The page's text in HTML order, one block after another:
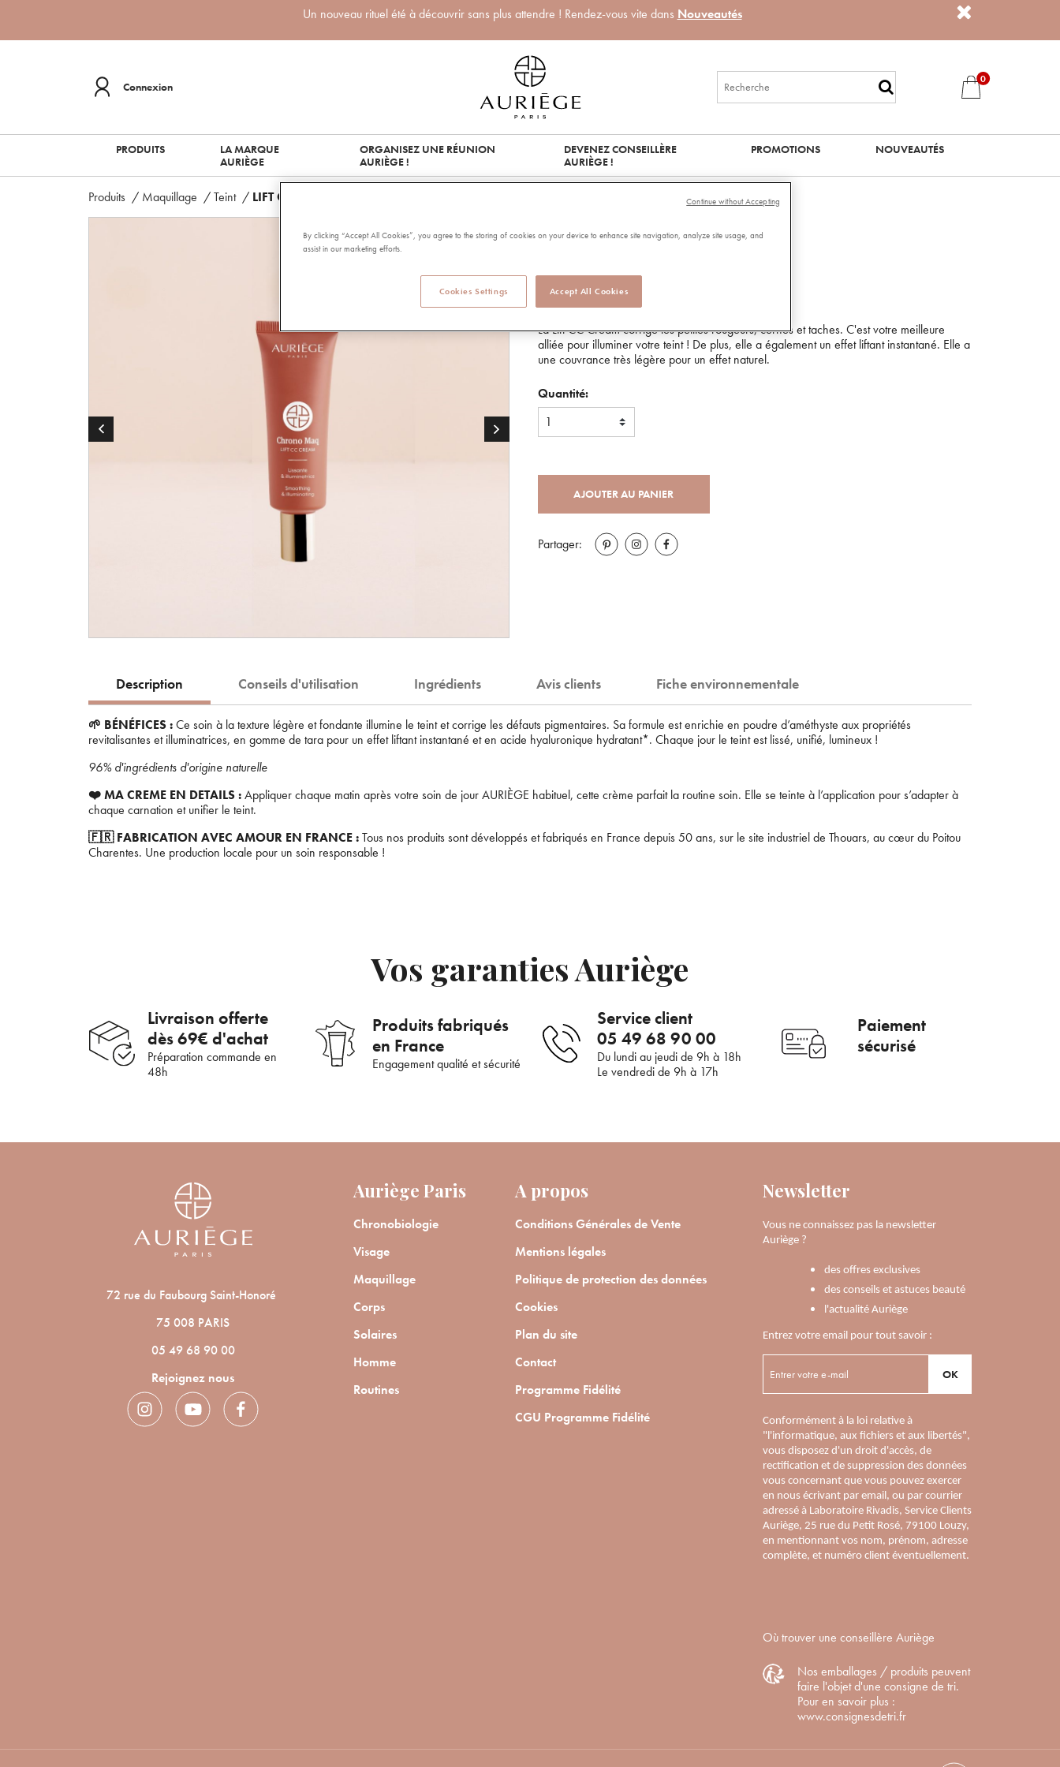
Un nouveau rituel été à découvrir sans plus attendre ! Rendez-vous vite dans Nouveautés
Connexion
0
PRODUITS
LA MARQUE
AURIÈGE
ORGANISEZ UNE RÉUNION
AURIÈGE !
DEVENEZ CONSEILLÈRE
AURIÈGE !
PROMOTIONS NOUVEAUTÉS
Supprimer le produit ? ×
Produits / Maquillage /Teint / LIFT CC CREAM
LIFT CC CREAM
4.55 out of 5 Customer Rating
4.55/5.00
49,00 € Capacité:
La Lift CC Cream corrige les petites rougeurs, cernes et taches. C'est votre meilleure
alliée pour illuminer votre teint ! De plus, elle a également un effet liftant instantané. Elle a
une couvrance très légère pour un effet naturel.
Quantité:
1
AJOUTER AU PANIER
Partager:
Description Conseils d'utilisation Ingrédients Avis clients Fiche environnementale
🌱 BÉNÉFICES :Ce soin à la texture légère et fondante illumine le teint et corrige les défauts pigmentaires. Sa formule est enrichie en poudre d’améthyste aux propriétés
revitalisantes et illuminatrices, en gomme de tara pour un effet liftant instantané et en acide hyaluronique hydratant*. Chaque jour le teint est lissé, unifié, lumineux !
96% d'ingrédients d'origine naturelle
❤️ MA CREME EN DETAILS :Appliquer chaque matin après votre soin de jour AURIÈGE habituel, cette crème parfait la routine soin. Elle se teinte à l’application pour s’adapter à
chaque carnation et unifier le teint.
🇫🇷 FABRICATION AVEC AMOUR EN FRANCE :Tous nos produits sont développés et fabriqués en France depuis 50 ans, sur le site industriel de Thouars, au cœur du Poitou
Charentes. Une production locale pour un soin responsable !
Vos garanties Auriège
Livraison offerte
dès 69€ d'achat
Préparation commande en
48h
Produits fabriqués
en France
Engagement qualité et sécurité
Service client
05 49 68 90 00
Du lundi au jeudi de 9h à 18h
Le vendredi de 9h à 17h
Paiement
sécurisé
72 rue du Faubourg Saint-Honoré
75 008 PARIS
05 49 68 90 00
Rejoignez nous
Auriège Paris
Chronobiologie
Visage
Maquillage
Corps
Solaires
Homme
Routines
A propos
Conditions Générales de Vente
Mentions légales
Politique de protection des données
Cookies
Plan du site
Contact
Programme Fidélité
CGU Programme Fidélité
Newsletter
Vous ne connaissez pas la newsletter
Auriège ?
des offres exclusives
des conseils et astuces beauté
l'actualité Auriège
Entrez votre email pour tout savoir :
OK
Conformément à la loi relative à
"l'informatique, aux fichiers et aux libertés",
vous disposez d'un droit d'accès, de
rectification et de suppression des données
vous concernant que vous pouvez exercer
en nous écrivant par email, ou par courrier
adressé à Laboratoire Rivadis, Service Clients
Auriège, 25 rue du Petit Rosé, 79100 Louzy,
en mentionnant vos nom, prénom, adresse
complète, et numéro client éventuellement.
Où trouver une conseillère Auriège
Nos emballages / produits peuvent
faire l'objet d'une consigne de tri.
Pour en savoir plus :
www.consignesdetri.fr
Bienvenue !
En renseignant votre adresse e-mail, vous acceptez de recevoir des communications par e-mail
By clicking “Accept All Cookies”, you agree to the storing of cookies on your device to enhance site navigation, analyze site usage, and
assist in our marketing efforts.
Accept All Cookies
Cookies Settings
Continue without Accepting